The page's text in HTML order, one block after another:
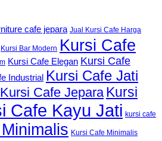
cafe jepara Jual Kursi Cafe Harga
Kursi Bar Modern Kursi Cafe
Kursi Cafe Elegan Kursi Cafe
Industrial Kursi Cafe Jati
Kursi Cafe Jepara Kursi
Cafe Kayu Jati kursi cafe
Kursi Cafe Minimalis